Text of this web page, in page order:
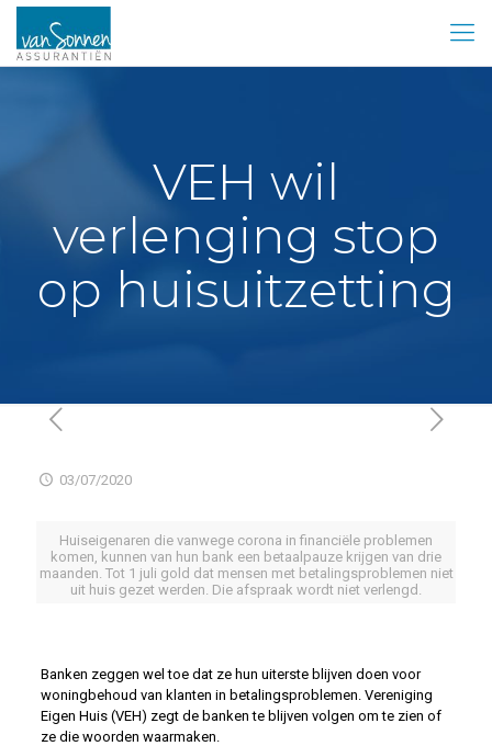
VEH wil
verlenging stop
op huisuitzetting
03/07/2020
Huiseigenaren die vanwege corona in financiële problemen
komen, kunnen van hun bank een betaalpauze krijgen van drie
maanden. Tot 1 juli gold dat mensen met betalingsproblemen niet
uit huis gezet werden. Die afspraak wordt niet verlengd.
Banken zeggen wel toe dat ze hun uiterste blijven doen voor
woningbehoud van klanten in betalingsproblemen. Vereniging
Eigen Huis (VEH) zegt de banken te blijven volgen om te zien of
ze die woorden waarmaken.